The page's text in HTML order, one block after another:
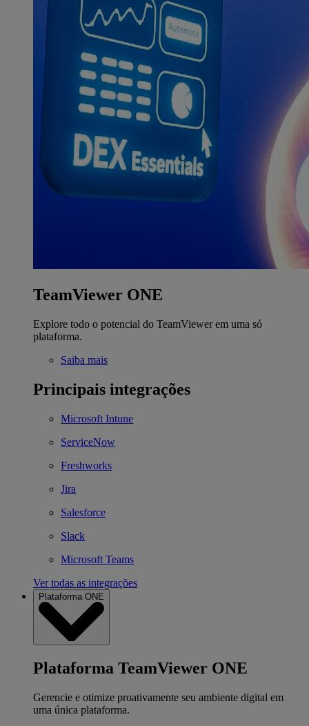
TeamViewer ONE
Explore todo o potencial do TeamViewer em uma só
plataforma.
Saiba mais
Principais integrações
Microsoft Intune
ServiceNow
Freshworks
Jira
Salesforce
Slack
Microsoft Teams
Ver todas as integrações
Plataforma ONE
Plataforma TeamViewer ONE
Gerencie e otimize proativamente seu ambiente digital em
uma única plataforma.